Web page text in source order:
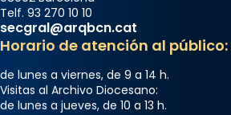
Telf. 93 270 10 10
secgral@arqbcn.cat
Horario de atención al público:
de lunes a viernes, de 9 a 14 h.
Visitas al Archivo Diocesano:
de lunes a jueves, de 10 a 13 h.